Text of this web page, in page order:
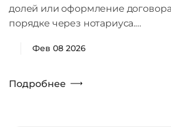
долей или оформление
порядке через нотариуса.…
Фев 08 2026
Подробнее